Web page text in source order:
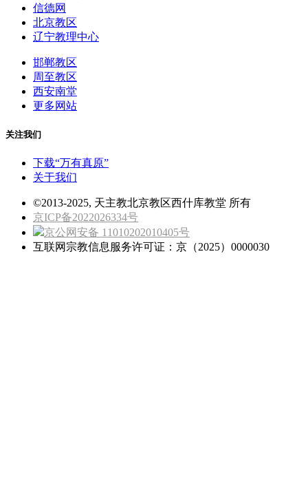
信德网
北京教区
辽宁教理中心
邯郸教区
周至教区
西安南堂
更多网站
关注我们
下载“万有真原”
关于我们
©2013-2025, 天主教北京教区西什库教堂 所有
京ICP备2022026334号
京公网安备 11010202010405号
互联网宗教信息服务许可证：京（2025）0000030